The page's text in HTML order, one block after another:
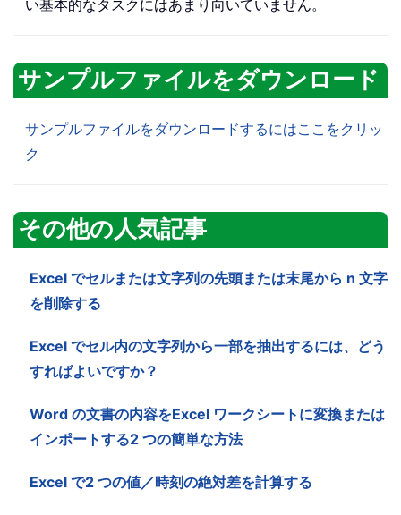
い基本的なタスクにはあまり向いていません。
サンプルファイルをダウンロード
サンプルファイルをダウンロードするにはここをクリッ
ク
その他の人気記事
Excel でセルまたは文字列の先頭または末尾から n 文字
を削除する
Excel でセル内の文字列から一部を抽出するには、どう
すればよいですか？
Word の文書の内容をExcel ワークシートに変換または
インポートする2 つの簡単な方法
Excel で2 つの値／時刻の絶対差を計算する